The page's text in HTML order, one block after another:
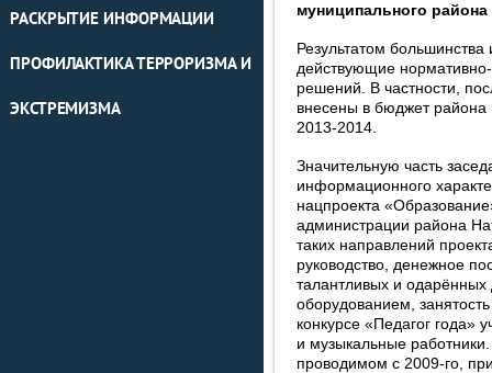
РАСКРЫТИЕ ИНФОРМАЦИИ
ПРОФИЛАКТИКА ТЕРРОРИЗМА И
ЭКСТРЕМИЗМА
муниципального
Результатом
действующие
решений. В частности,
внесены в бюджет района
2013-2014.
Значительную часть
информационного
нацпроекта
администрации района
таких направлений
руководство, денежное
талантливых и
оборудованием,
конкурсе «Педагог года»
и музыкальные
проводимом с 2009-го,